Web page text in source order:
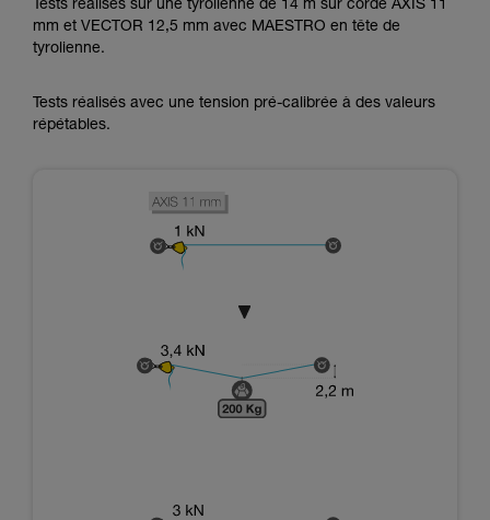
Tests réalisés sur une tyrolienne de 14 m sur corde AXIS 11
mm et VECTOR 12,5 mm avec MAESTRO en tête de
tyrolienne.
Tests réalisés avec une tension pré-calibrée à des valeurs
répétables.